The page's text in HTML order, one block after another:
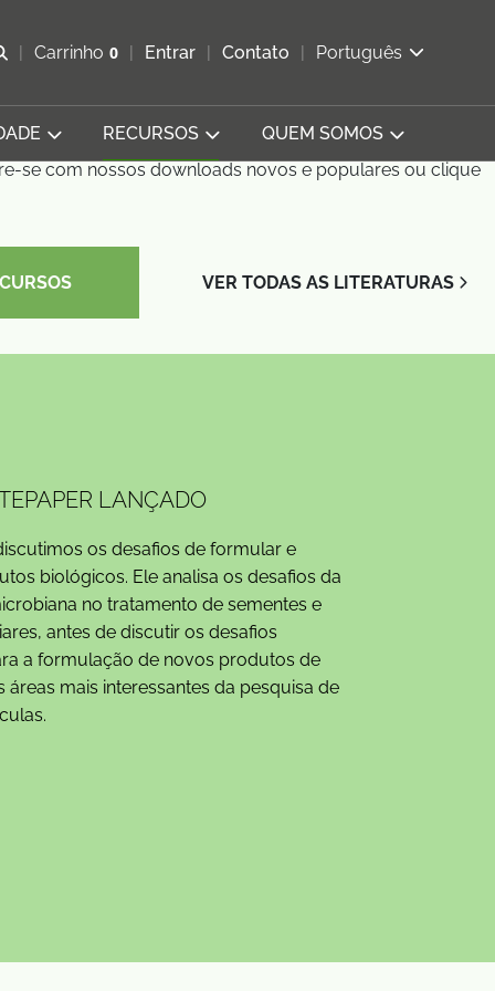
Abrir pesquisa
Carrinho 0
Exibir cesta
Entrar Contato Português
RECURSOS QUEM SOMOS
se com nossos downloads novos e populares ou clique
VER TODAS AS LITERATURAS
LANÇADO
os desafios de formular e
biológicos. Ele analisa os desafios da
no tratamento de sementes e
antes de discutir os desafios
a formulação de novos produtos de
áreas mais interessantes da pesquisa de